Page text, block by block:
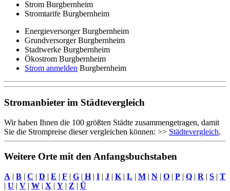
Strom Burgbernheim
Stromtarife Burgbernheim
Energieversorger Burgbernheim
Grundversorger Burgbernheim
Stadtwerke Burgbernheim
Ökostrom Burgbernheim
Strom anmelden Burgbernheim
Stromanbieter im Städtevergleich
Wir haben Ihnen die 100 größten Städte zusammengetragen, damit
Sie die Strompreise dieser vergleichen können: >> Städtevergleich.
Weitere Orte mit den Anfangsbuchstaben
A | B | C | D | E | F | G | H| I | J | K | L | M | N | O | P | Q | R | S | T
| U | V | W | X | Y | Z | Ü